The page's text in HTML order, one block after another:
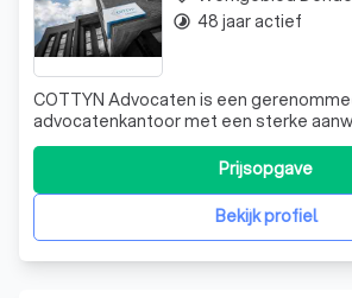
COTTYN Advocaten is een
advocatenkantoor met een sterke
Europa. Met kantoren in Belgi
Bekijk profiel
Prijsopgave
timelapse 48 jaar actief